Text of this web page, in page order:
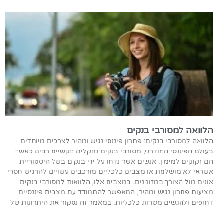
הלוואה למסורבי בנקים
הלוואה למסורבי בנקים: פתרון פיננסי נגיש ומהיר לצרכים מיוחדים
בעולם הפיננסי המודרני, מסורבי בנקים נתקלים בקשיים רבים כאשר
הם זקוקים למימון. אנשים אשר נדחו על ידי בנקים בשל היסטוריית
אשראי לא מושלמת או מצבים כלכליים מורכבים עשויים להרגיש חסרי
אונים מול הצורך במזומנים. במצבים אלו, הלוואות למסורבי בנקים
מציעות פתרון נגיש ומהיר, המאפשר להתמודד עם מצבים פיננסיים
דחופים ולהגשים מטרות כלכליות. במאמר זה נסקור את היתרונות של